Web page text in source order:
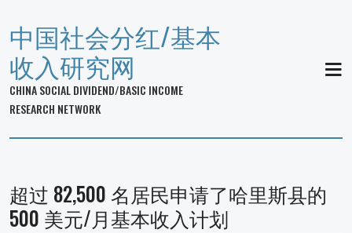
中国社会分红/基本
收入研究网
CHINA SOCIAL DIVIDEND/BASIC INCOME
RESEARCH NETWORK
超过 82,500 名居民申请了哈里斯县的
500 美元/月基本收入计划